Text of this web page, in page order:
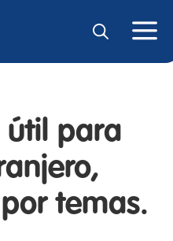
útil para
temas.